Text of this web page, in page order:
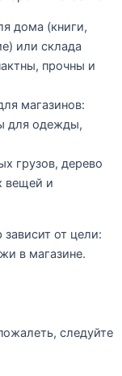
дома (книги,
или склада
прочны и
магазинов:
для одежды,
грузов, дерево
вещей и
от цели:
в магазине.
следуйте